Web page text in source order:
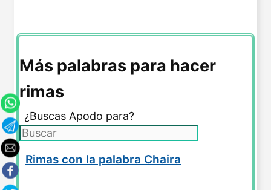
Más palabras para hacer
rimas
¿Buscas Apodo para?
Rimas con la palabra Chaira